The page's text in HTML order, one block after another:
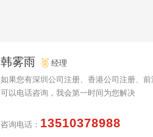
韩雾雨
经理
如果您有深圳公司注册、香港公司注册、
可以电话咨询，我会第一时间为您解决
咨询电话： 13510378988